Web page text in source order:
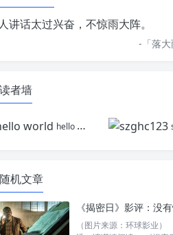
讲话太过兴奋，不惊雨大阵。
-「落大
读者墙
hello world
随机文章
（图片来源：环球影业）